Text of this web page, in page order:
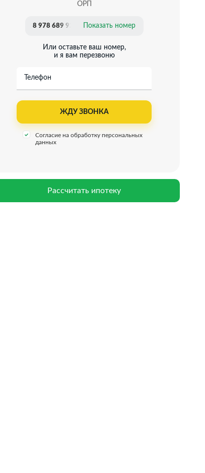
ОРП
8 978 689 92 14 Показать номер
Или оставьте ваш номер,
и я вам перезвоню
Телефон
Согласие на обработку персональных
данных
Рассчитать ипотеку